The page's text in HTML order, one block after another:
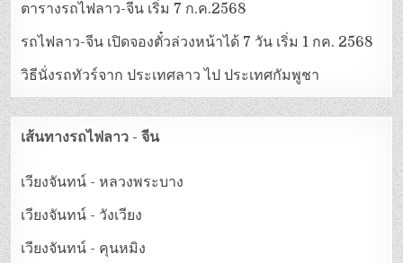
ตารางรถไฟลาว-จีน เริ่ม 7 ก.ค.2568
รถไฟลาว-จีน เปิดจองตั๋วล่วงหน้าได้ 7 วัน เริ่ม 1 กค. 2568
วิธีนั่งรถทัวร์จาก ประเทศลาว ไป ประเทศกัมพูชา
เส้นทางรถไฟลาว - จีน
เวียงจันทน์ - หลวงพระบาง
เวียงจันทน์ - วังเวียง
เวียงจันทน์ - คุนหมิง